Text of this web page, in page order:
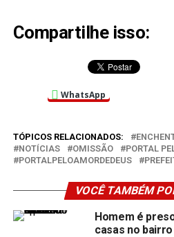
Compartilhe isso:
WhatsApp
TÓPICOS RELACIONADOS:
NOTÍCIAS
OMISSÃO
PORTAL
PORTALPELOAMORDEDEUS
VOCÊ TAMBÉM
Homem é
casas no